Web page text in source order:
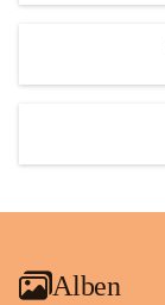
Alben